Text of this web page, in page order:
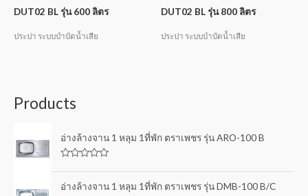
DUT02 BL รุ่น 600 ลิตร
ประปา ระบบบำบัดน้ำเสีย
DUT02 BL รุ่น 800 ลิตร
ประปา ระบบบำบัดน้ำเสีย
Products
อ่างล้างจาน 1 หลุม 1ที่พัก ตราเพชร รุ่น ARO-100 B
t
e
อ่างล้างจาน 1 หลุม 1ที่พัก ตราเพชร รุ่น DMB-100 B/C